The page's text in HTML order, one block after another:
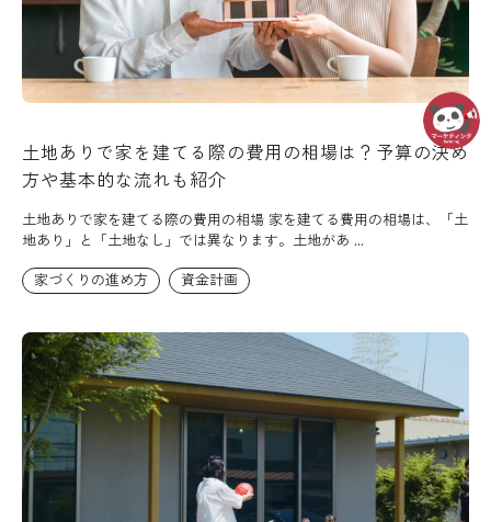
土地ありで家を建てる際の費用の相場は？予算の決め
方や基本的な流れも紹介
土地ありで家を建てる際の費用の相場 家を建てる費用の相場は、「土
地あり」と「土地なし」では異なります。土地があ ...
家づくりの進め方
資金計画